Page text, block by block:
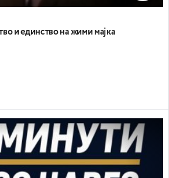
и единство на жими мајка